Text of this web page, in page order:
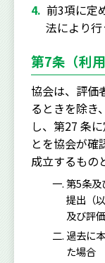
前3項に定
法により行
第7条（利
協会は、評価
るときを除き
し、第27 条
とを協会が確
成立するもの
第5条及
提出（
及び評
過去に
た場合